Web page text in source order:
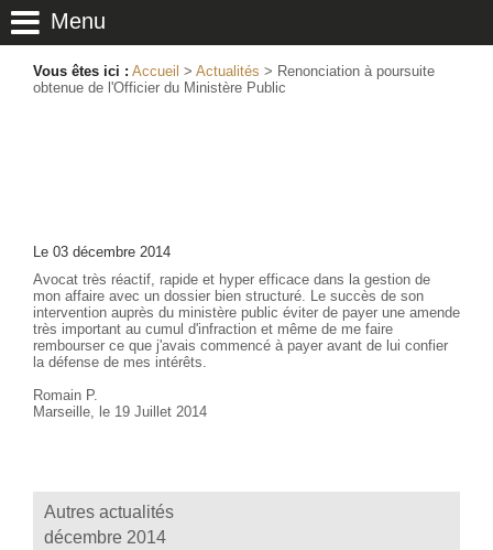
Menu
Vous êtes ici : Accueil > Actualités > Renonciation à poursuite
obtenue de l'Officier du Ministère Public
Le 03 décembre 2014
Avocat très réactif, rapide et hyper efficace dans la gestion de
mon affaire avec un dossier bien structuré. Le succès de son
intervention auprès du ministère public éviter de payer une amende
très important au cumul d'infraction et même de me faire
rembourser ce que j'avais commencé à payer avant de lui confier
la défense de mes intérêts.
Romain P.
Marseille, le 19 Juillet 2014
Autres actualités
décembre 2014